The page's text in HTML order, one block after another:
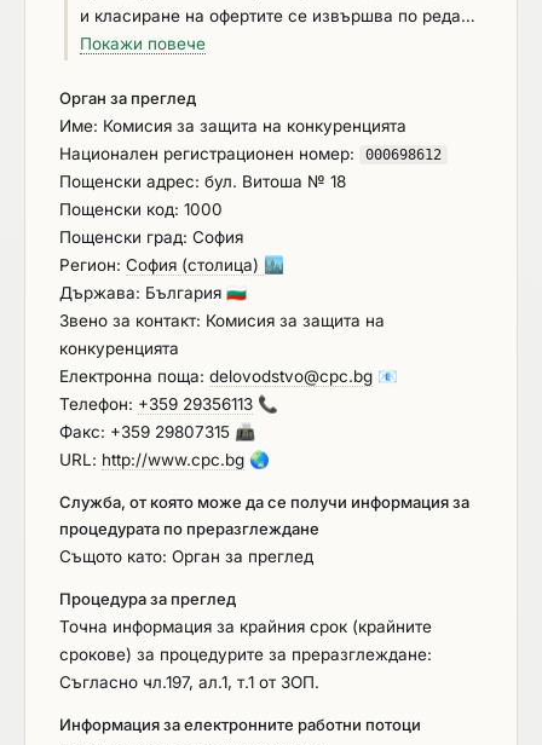
и класиране на офертите се извършва по реда
на чл.104, ал.2 от ЗОП и на чл.61 от ППЗОП.
изпълнение на договора в размер на 3 % от
стойността на обществената поръчка. За
кандидата или участника е налице някое от
следните обстоятелства: осъден е с влязла в
сила присъда за престъпления по чл. 194 – 208,
чл. 213а – 217, чл. 219 – 252 и чл. 254а – 255а и
чл. 256 - 260 НК (чл. 54, ал. 1, т. 1 от ЗОП);
извършил е нарушения по чл.61, ал.1, чл.62, ал.1
или 3, чл.63, ал.1 или 2, чл.228, ал.3 от Кодекса
на труда и по чл.13, ал.1 от Закона за трудовата
миграция и трудовата мобилност, установени с
влязло в сила наказателно постановление или
съдебно решение (чл.54, ал.1, т.6 от ЗОП);
обстоятелство по чл. 3, т. 8 от Закона за
дружествата, регистрирани в юрисдикции с
преференциален данъчен режим,
контролираните от тях лица и техните
действителни собственици; обстоятелства по чл.
91 от Закона за противодействие на корупцията
сред лица, заемащи публични длъжности; с
наложена санкция по чл. 83а, ал. 5, т. 1 от ЗАНН
възлагане на обществени поръчки; Не се
Покажи повече
Орган за преглед
Име: Комисия за защита на конкуренцията
Национален регистрационен номер:
000698612
Пощенски адрес: бул. Витоша № 18
Пощенски код: 1000
Пощенски град: София
Регион: София (столица) 🏙️
Държава: България 🇧🇬
Звено за контакт: Комисия за защита на
конкуренцията
Електронна поща: delovodstvo@cpc.bg 📧
Телефон: +359 29356113 📞
Факс: +359 29807315 📠
URL: http://www.cpc.bg 🌏
Служба, от която може да се получи информация за
процедурата по преразглеждане
Същото като: Орган за преглед
Процедура за преглед
Точна информация за крайния срок (крайните
срокове) за процедурите за преразглеждане:
Съгласно чл.197, ал.1, т.1 от ЗОП.
Информация за електронните работни потоци